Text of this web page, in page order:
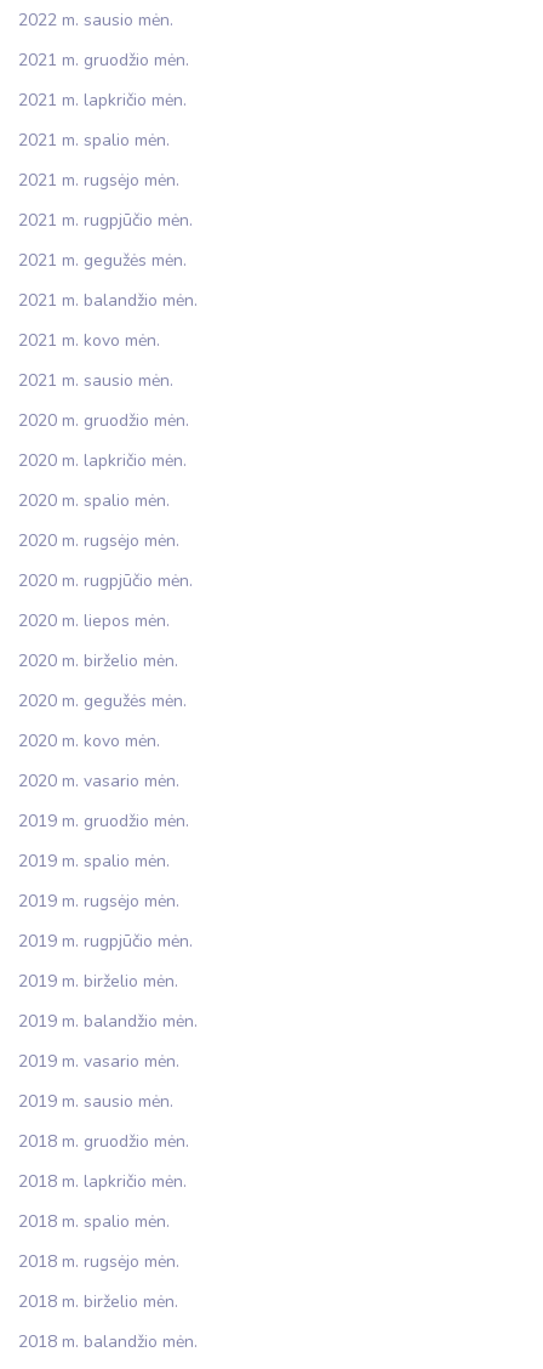
2022 m. sausio mėn.
2021 m. gruodžio mėn.
2021 m. lapkričio mėn.
2021 m. spalio mėn.
2021 m. rugsėjo mėn.
2021 m. rugpjūčio mėn.
2021 m. gegužės mėn.
2021 m. balandžio mėn.
2021 m. kovo mėn.
2021 m. sausio mėn.
2020 m. gruodžio mėn.
2020 m. lapkričio mėn.
2020 m. spalio mėn.
2020 m. rugsėjo mėn.
2020 m. rugpjūčio mėn.
2020 m. liepos mėn.
2020 m. birželio mėn.
2020 m. gegužės mėn.
2020 m. kovo mėn.
2020 m. vasario mėn.
2019 m. gruodžio mėn.
2019 m. spalio mėn.
2019 m. rugsėjo mėn.
2019 m. rugpjūčio mėn.
2019 m. birželio mėn.
2019 m. balandžio mėn.
2019 m. vasario mėn.
2019 m. sausio mėn.
2018 m. gruodžio mėn.
2018 m. lapkričio mėn.
2018 m. spalio mėn.
2018 m. rugsėjo mėn.
2018 m. birželio mėn.
2018 m. balandžio mėn.